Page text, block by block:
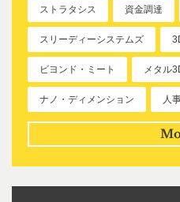
ストラタシス 資金調達
スリーディーシステムズ
ビヨンド・ミート メタル
ナノ・ディメンション 人